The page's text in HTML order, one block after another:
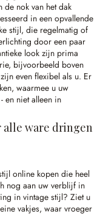
nok van het dak
in een opvallende
stijl, die regelmatig of
door een paar
look zijn prima
bijvoorbeeld boven
even flexibel als u. Er
waarmee u uw
en niet alleen in
alle ware dringen
online kopen die heel
nog aan uw verblijf in
in vintage stijl? Ziet u
vakjes, waar vroeger